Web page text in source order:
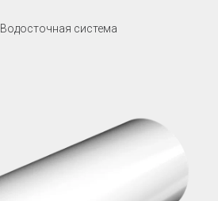
Водосточная система